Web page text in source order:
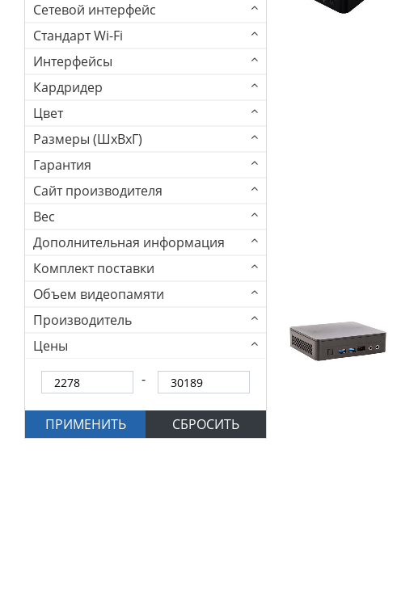
Сетевой интерфейс
Стандарт Wi-Fi
Интерфейсы
Кардридер
Цвет
Размеры (ШхВхГ)
Гарантия
Сайт производителя
Вес
Дополнительная информация
Комплект поставки
Объем видеопамяти
Производитель
Цены
ПРИМЕНИТЬ СБРОСИТЬ